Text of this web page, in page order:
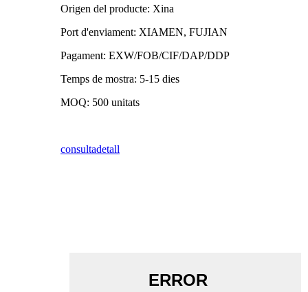
Origen del producte: Xina
Port d'enviament: XIAMEN, FUJIAN
Pagament: EXW/FOB/CIF/DAP/DDP
Temps de mostra: 5-15 dies
MOQ: 500 unitats
consultadetall